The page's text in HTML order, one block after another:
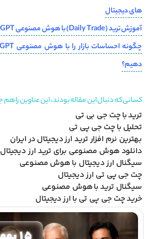
های دیجیتال
آموزش ترید (Daily Trade) با هوش مصنوعی ChatGPT و Grok
دهیم؟
کسانی که دنبال این مقاله بودند، این عناوین را
ترید با چت جی بی تی
تحلیل با چت جی پی تی
بهترین نرم افزار ترید ارز دیجیتال در ایران
دانلود هوش مصنوعی برای ترید ارز دیجیتال
سیگنال ارز دیجیتال با هوش مصنوعی
چت جی پی تی ارز دیجیتال
سیگنال ترید با هوش مصنوعی
خرید چت جی پی تی با ارز دیجیتال